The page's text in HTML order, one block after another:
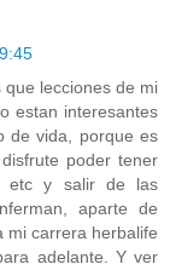
lecciones de mi
estan interesantes
de vida, porque es
poder tener
etc y salir de las
aparte de
mi carrera herbalife
adelante. Y ver